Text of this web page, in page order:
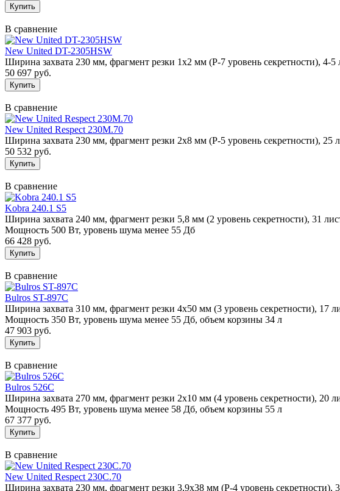
В сравнение
New United DT-2305HSW
Ширина захвата 230 мм, фрагмент резки 1х2 мм (Р-7 уровень секретности),
50 697 руб.
В сравнение
New United Respect 230M.70
Ширина захвата 230 мм, фрагмент резки 2х8 мм (P-5 уровень секретности),
50 532 руб.
В сравнение
Kobra 240.1 S5
Ширина захвата 240 мм, фрагмент резки 5,8 мм (2 уровень секретности), 31
Мощность 500 Вт, уровень шума менее 55 Дб
66 428 руб.
В сравнение
Bulros ST-897C
Ширина захвата 310 мм, фрагмент резки 4х50 мм (3 уровень секретности), 17
Мощность 350 Вт, уровень шума менее 55 Дб, объем корзины 34 л
47 903 руб.
В сравнение
Bulros 526C
Ширина захвата 270 мм, фрагмент резки 2х10 мм (4 уровень секретности), 20
Мощность 495 Вт, уровень шума менее 58 Дб, объем корзины 55 л
67 377 руб.
В сравнение
New United Respect 230C.70
Ширина захвата 230 мм, фрагмент резки 3,9х38 мм (P-4 уровень